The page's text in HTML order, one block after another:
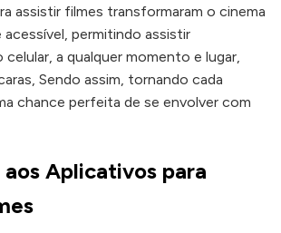
assistir filmes transformaram o cinema
permitindo assistir
a qualquer momento e lugar,
Sendo assim, tornando cada
chance perfeita de se envolver com
Aplicativos para